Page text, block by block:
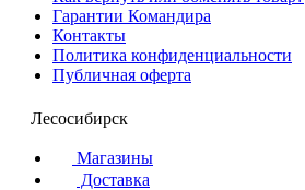
Гарантии Командира
Контакты
Политика конфиденциальности
Публичная оферта
Лесосибирск
Магазины
Доставка